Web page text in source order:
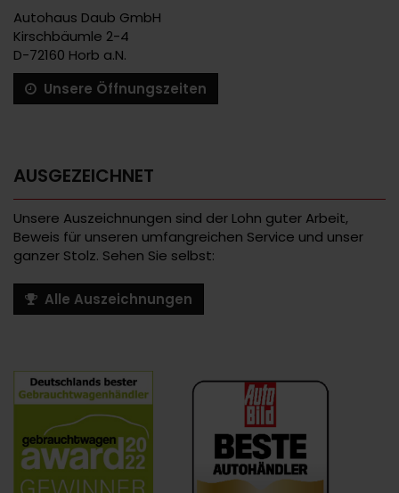
Autohaus Daub GmbH
Kirschbäumle 2-4
D-72160 Horb a.N.
Unsere Öffnungszeiten
AUSGEZEICHNET
Unsere Auszeichnungen sind der Lohn guter Arbeit,
Beweis für unseren umfangreichen Service und unser
ganzer Stolz. Sehen Sie selbst:
Alle Auszeichnungen